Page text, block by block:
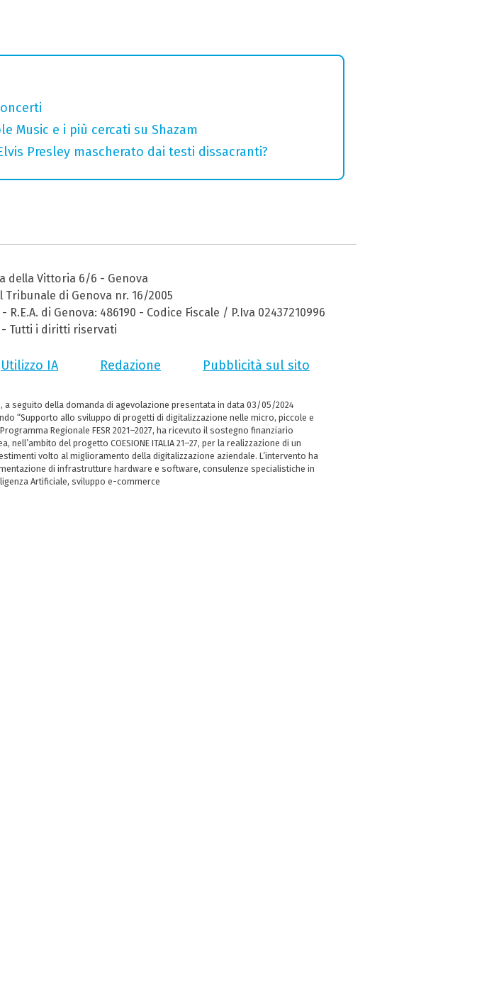
Music e i più cercati su Shazam
Presley mascherato dai testi dissacranti?
della Vittoria 6/6 - Genova
di Genova nr. 16/2005
di Genova: 486190 - Codice Fiscale / P.Iva 02437210996
- Tutti i diritti riservati
Utilizzo IA Redazione Pubblicità sul sito
a seguito della domanda di agevolazione presentata in data 03/05/2024
“Supporto allo sviluppo di progetti di digitalizzazione nelle micro, piccole e
Regionale FESR 2021–2027, ha ricevuto il sostegno finanziario
nell’ambito del progetto COESIONE ITALIA 21–27, per la realizzazione di un
volto al miglioramento della digitalizzazione aziendale. L’intervento ha
di infrastrutture hardware e software, consulenze specialistiche in
Artificiale, sviluppo e-commerce